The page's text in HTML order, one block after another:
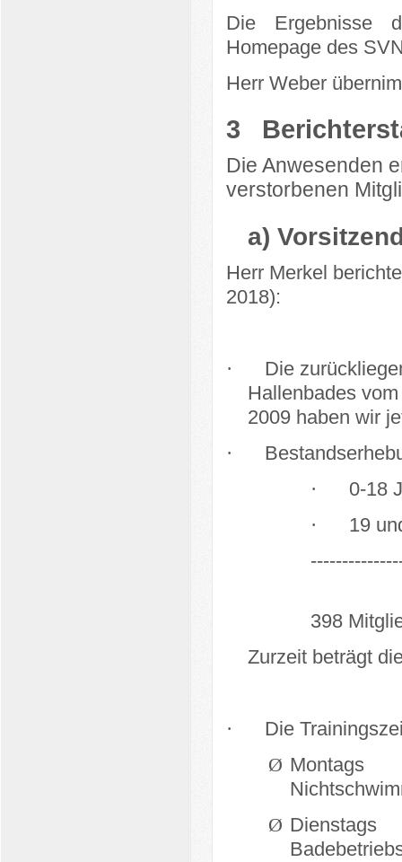
Die Ergebnisse
Homepage des
Herr Weber
3
Die Anwesenden
verstorbenen
a)
Herr Merkel
2018):
·
Die
Hallenbades
2009 haben wir
·
·
0-18
·
19
398
Zurzeit beträgt
·
Die
Ø Montags
Ø Dienstags